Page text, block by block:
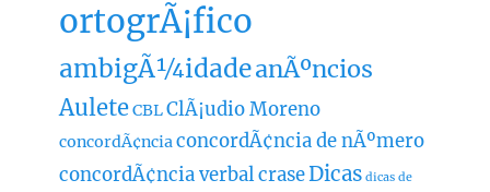
ortogrÃ¡fico
ambigÃ¼idadeanÃºncios
AuleteCBLClÃ¡udio Moreno
concordÃ¢nciaconcordÃ¢ncia de nÃºmero
concordÃ¢ncia verbalcraseDicas dicas de